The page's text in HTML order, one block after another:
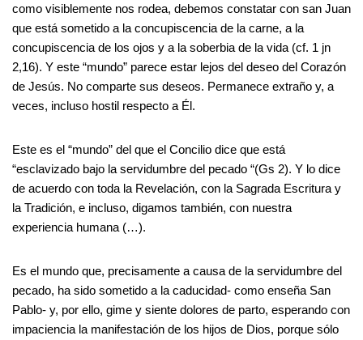
como visiblemente nos rodea, debemos constatar con san Juan
que está sometido a la concupiscencia de la carne, a la
concupiscencia de los ojos y a la soberbia de la vida (cf. 1 jn
2,16). Y este “mundo” parece estar lejos del deseo del Corazón
de Jesús. No comparte sus deseos. Permanece extraño y, a
veces, incluso hostil respecto a Él.
Este es el “mundo” del que el Concilio dice que está
“esclavizado bajo la servidumbre del pecado “(Gs 2). Y lo dice
de acuerdo con toda la Revelación, con la Sagrada Escritura y
la Tradición, e incluso, digamos también, con nuestra
experiencia humana (…).
Es el mundo que, precisamente a causa de la servidumbre del
pecado, ha sido sometido a la caducidad- como enseña San
Pablo- y, por ello, gime y siente dolores de parto, esperando con
impaciencia la manifestación de los hijos de Dios, porque sólo